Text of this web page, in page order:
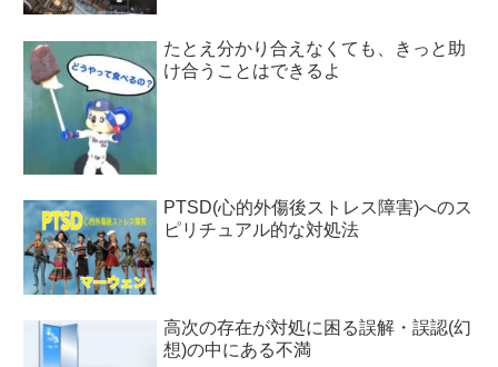
たとえ分かり合えなくても、きっと助
け合うことはできるよ
PTSD(心的外傷後ストレス障害)へのス
ピリチュアル的な対処法
高次の存在が対処に困る誤解・誤認(幻
想)の中にある不満